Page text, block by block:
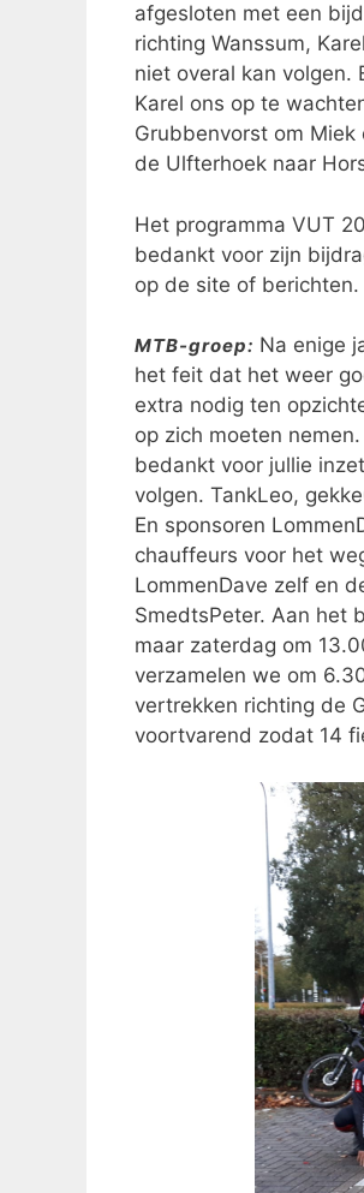
afgesloten met een
richting Wanssum,
niet overal kan volgen.
Karel ons op te
Grubbenvorst om
de Ulfterhoek naar
Het programma VUT
bedankt voor zijn
op de site of berichten.
MTB-groep: Na enige
het feit dat het weer
extra nodig ten
op zich moeten
bedankt voor jullie
volgen. TankLeo,
En sponsoren
chauffeurs voor het
LommenDave zelf en
SmedtsPeter. Aan het
maar zaterdag om
verzamelen we om
vertrekken richting de
voortvarend zodat 14